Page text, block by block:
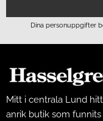
Dina personuppgifter
Mitt i centrala Lund
anrik butik som funnits